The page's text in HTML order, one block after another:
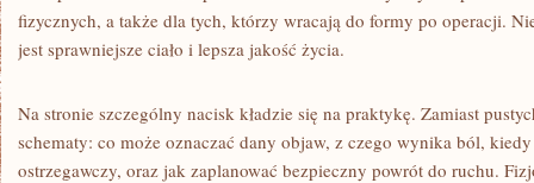
fizycznych, a także dla tych, którzy wracają do formy po operacji.
jest sprawniejsze ciało i lepsza jakość życia.
Na stronie szczególny nacisk kładzie się na praktykę. Zamiast
schematy: co może oznaczać dany objaw, z czego wynika ból,
ostrzegawczy, oraz jak zaplanować bezpieczny powrót do ruchu.